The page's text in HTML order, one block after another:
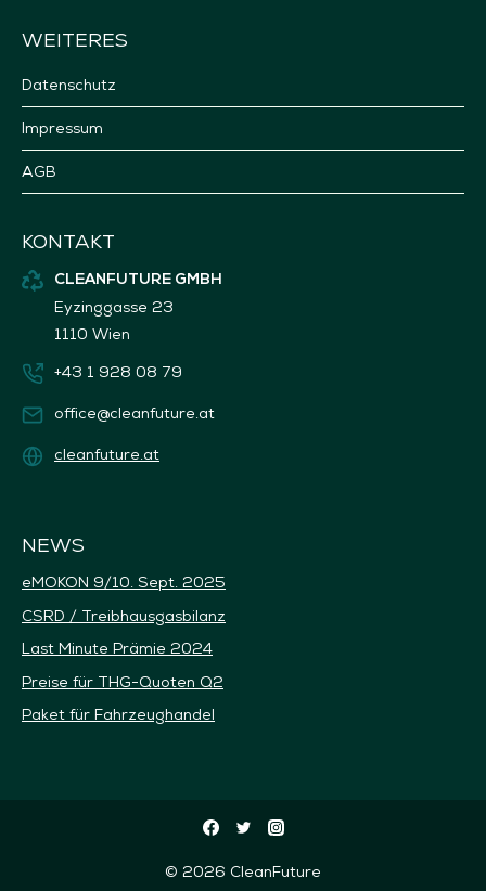
WEITERES
Datenschutz
Impressum
AGB
KONTAKT
CLEANFUTURE GMBH
Eyzinggasse 23
1110 Wien
+43 1 928 08 79
office@cleanfuture.at
cleanfuture.at
NEWS
eMOKON 9/10. Sept. 2025
CSRD / Treibhausgasbilanz
Last Minute Prämie 2024
Preise für THG-Quoten Q2
Paket für Fahrzeughandel
© 2026 CleanFuture